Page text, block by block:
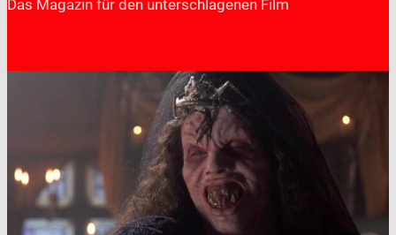
Das Magazin für den unterschlagenen Film